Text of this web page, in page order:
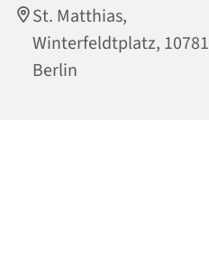
St. Matthias,
Winterfeldtplatz, 10781
Berlin